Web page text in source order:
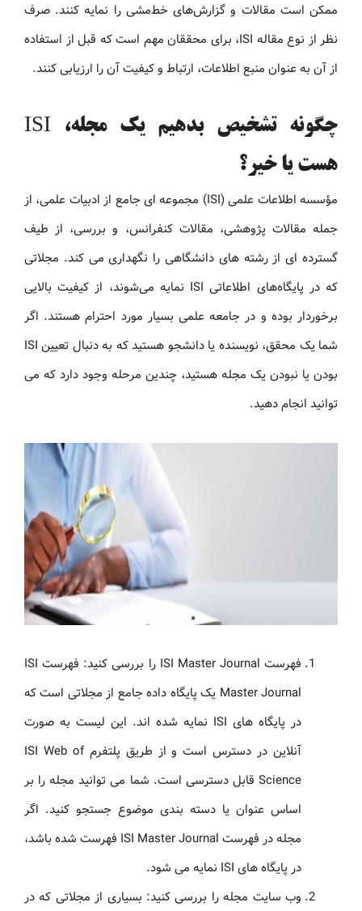
ممکن است مقالات و گزارش‌های خط‌مشی را نمایه کنند. صرف
نظر از نوع مقاله ISI، برای محققان مهم است که قبل از استفاده
از آن به عنوان منبع اطلاعات، ارتباط و کیفیت آن را ارزیابی کنند.
چگونه تشخیص بدهیم یک مجله، ISI
هست یا خیر؟
مؤسسه اطلاعات علمی (ISI) مجموعه ای جامع از ادبیات علمی، از
جمله مقالات پژوهشی، مقالات کنفرانس، و بررسی، از طیف
گسترده ای از رشته های دانشگاهی را نگهداری می کند. مجلاتی
که در پایگاه‌های اطلاعاتی ISI نمایه می‌شوند، از کیفیت بالایی
برخوردار بوده و در جامعه علمی بسیار مورد احترام هستند. اگر
شما یک محقق، نویسنده یا دانشجو هستید که به دنبال تعیین ISI
بودن یا نبودن یک مجله هستید، چندین مرحله وجود دارد که می
توانید انجام دهید.
فهرست ISI Master Journal را بررسی کنید: فهرست ISI
Master Journal یک پایگاه داده جامع از مجلاتی است که
در پایگاه های ISI نمایه شده اند. این لیست به صورت
آنلاین در دسترس است و از طریق پلتفرم ISI Web of
Science قابل دسترسی است. شما می توانید مجله را بر
اساس عنوان یا دسته بندی موضوع جستجو کنید. اگر
مجله در فهرست ISI Master Journal فهرست شده باشد،
در پایگاه های ISI نمایه می شود.
وب سایت مجله را بررسی کنید: بسیاری از مجلاتی که در